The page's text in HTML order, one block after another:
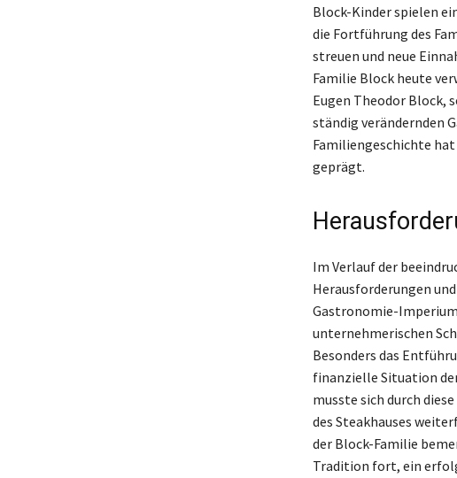
Block-Kinder spielen
die Fortführung des
streuen und neue
Familie Block heute
Eugen Theodor Block,
ständig verändernden
Familiengeschichte hat
geprägt.
Im Verlauf der
Herausforderungen
Gastronomie-
unternehmerischen
Besonders das
finanzielle Situation
musste sich durch
des Steakhauses
der Block-Familie
Tradition fort, ein